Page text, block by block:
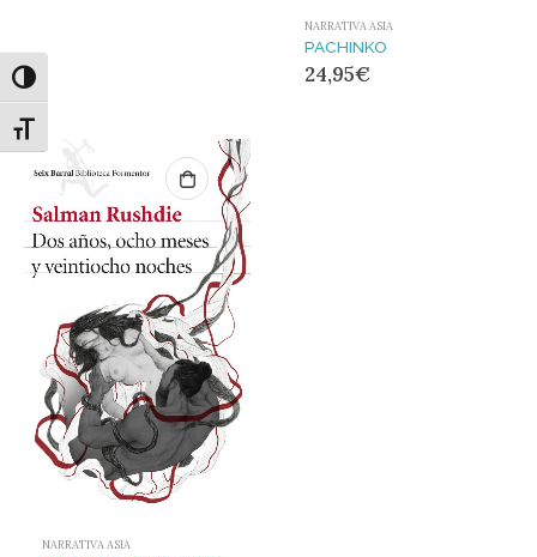
Alternar alto contraste
Alternar tamaño de letra
NARRATIVA ASIA
PACHINKO
24,95€
NARRATIVA ASIA